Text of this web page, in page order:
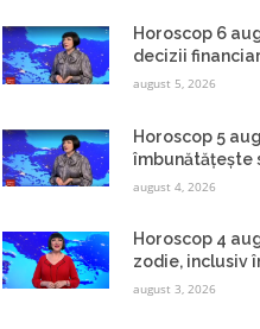
Horoscop 6
decizii
august 5, 2026
Horoscop 5
îmbunătățește
august 4, 2026
Horoscop 4
zodie, inclusiv
august 3, 2026